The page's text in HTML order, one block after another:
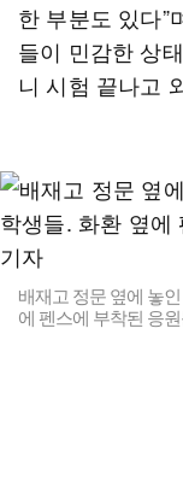
한 부분도 있다”
들이 민감한 상
니 시험 끝나고
배재고 정문 옆에 놓
에 펜스에 부착된 응